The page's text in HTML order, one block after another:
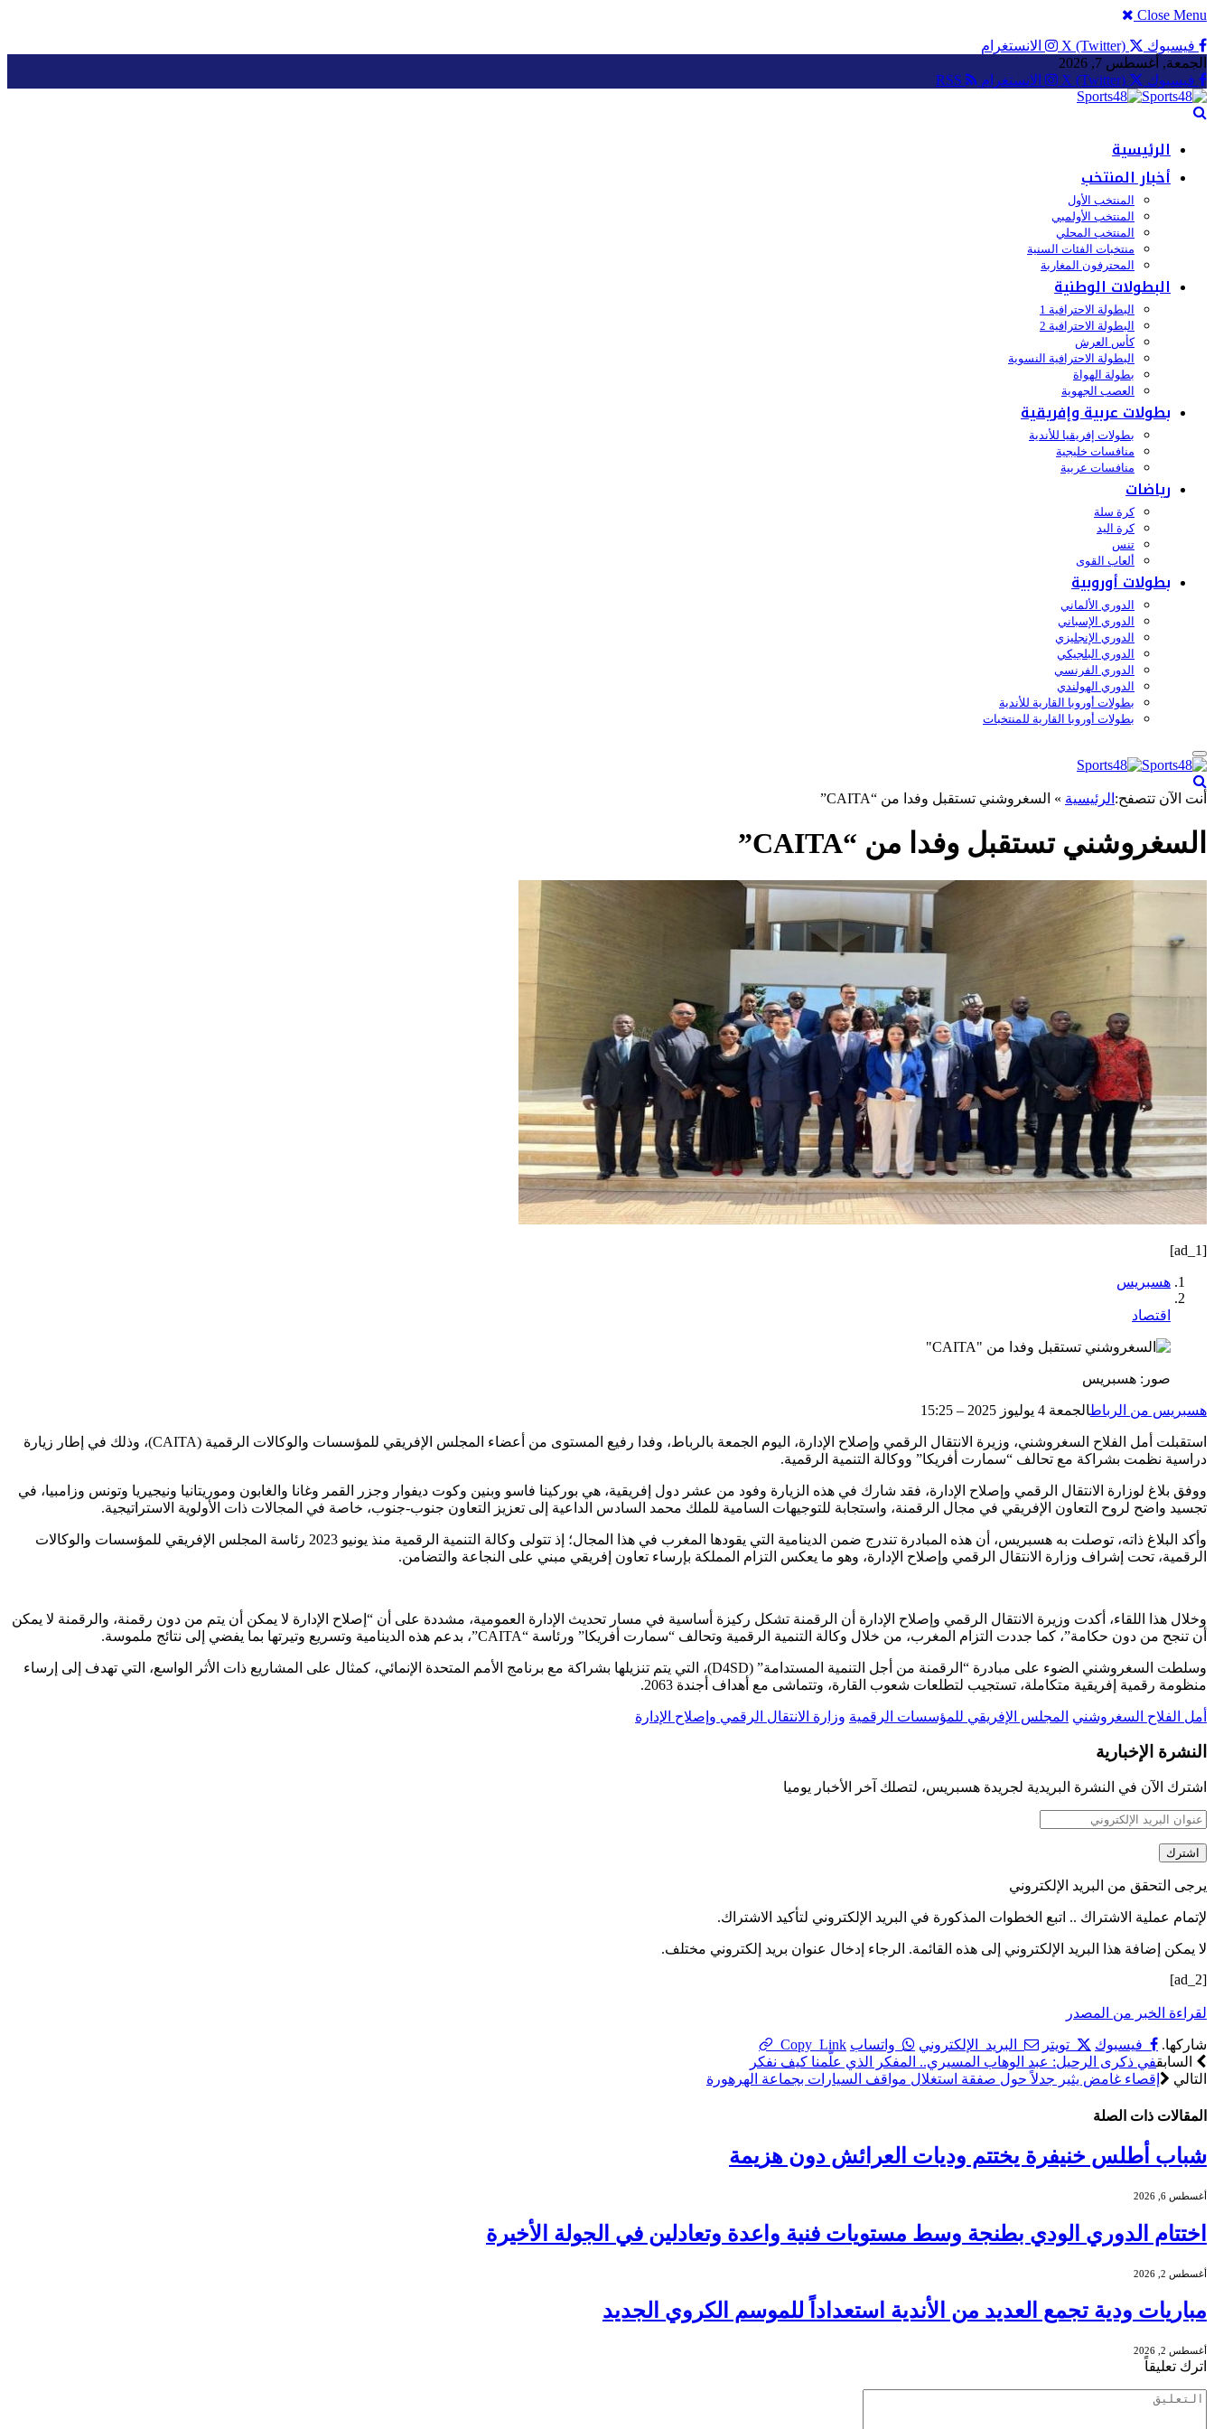
Close Menu
فيسبوك
X (Twitter)
الانستغرام
الجمعة, أغسطس 7, 2026
فيسبوك
X (Twitter) الانستغرام RSS
الرئيسية
أخبار المنتخب
المنتخب الأول
المنتخب الأولمبي
المنتخب المحلي
منتخبات الفئات السنية
المحترفون المغاربة
البطولات الوطنية
البطولة الاحترافية 1
البطولة الاحترافية 2
كأس العرش
البطولة الاحترافية النسوية
بطولة الهواة
العصب الجهوية
بطولات عربية وإفريقية
بطولات إفريقيا للأندية
منافسات خليجية
منافسات عربية
رياضات
كرة سلة
كرة اليد
تنس
ألعاب القوى
بطولات أوروبية
الدوري الألماني
الدوري الإسباني
الدوري الإنجليزي
الدوري البلجيكي
الدوري الفرنسي
الدوري الهولندي
بطولات أوروبا القارية للأندية
بطولات أوروبا القارية للمنتخبات
أنت الآن تتصفح: الرئيسية » السغروشني تستقبل وفدا من “CAITA”
السغروشني تستقبل وفدا من “CAITA”
[ad_1]
هسبريس
اقتصاد
صور: هسبريس
هسبريس من الرباطالجمعة 4 يوليوز 2025 – 15:25
استقبلت أمل الفلاح السغروشني، وزيرة الانتقال الرقمي وإصلاح الإدارة، اليوم الجمعة بالرباط، وفدا رفيع المستوى من أعضاء المجلس الإفريقي للمؤسسات والوكالات الرقمية (CAITA)، وذلك في إطار زيارة
دراسية نظمت بشراكة مع تحالف “سمارت أفريكا” ووكالة التنمية الرقمية.
ووفق بلاغ لوزارة الانتقال الرقمي وإصلاح الإدارة، فقد شارك في هذه الزيارة وفود من عشر دول إفريقية، هي بوركينا فاسو وبنين وكوت ديفوار وجزر القمر وغانا والغابون وموريتانيا ونيجيريا وتونس وزامبيا، في
تجسيد واضح لروح التعاون الإفريقي في مجال الرقمنة، واستجابة للتوجيهات السامية للملك محمد السادس الداعية إلى تعزيز التعاون جنوب-جنوب، خاصة في المجالات ذات الأولوية الاستراتيجية.
وأكد البلاغ ذاته، توصلت به هسبريس، أن هذه المبادرة تندرج ضمن الدينامية التي يقودها المغرب في هذا المجال؛ إذ تتولى وكالة التنمية الرقمية منذ يونيو 2023 رئاسة المجلس الإفريقي للمؤسسات والوكالات
الرقمية، تحت إشراف وزارة الانتقال الرقمي وإصلاح الإدارة، وهو ما يعكس التزام المملكة بإرساء تعاون إفريقي مبني على النجاعة والتضامن.
وخلال هذا اللقاء، أكدت وزيرة الانتقال الرقمي وإصلاح الإدارة أن الرقمنة تشكل ركيزة أساسية في مسار تحديث الإدارة العمومية، مشددة على أن “إصلاح الإدارة لا يمكن أن يتم من دون رقمنة، والرقمنة لا يمكن
أن تنجح من دون حكامة”، كما جددت التزام المغرب، من خلال وكالة التنمية الرقمية وتحالف “سمارت أفريكا” ورئاسة “CAITA”، بدعم هذه الدينامية وتسريع وتيرتها بما يفضي إلى نتائج ملموسة.
وسلطت السغروشني الضوء على مبادرة “الرقمنة من أجل التنمية المستدامة” (D4SD)، التي يتم تنزيلها بشراكة مع برنامج الأمم المتحدة الإنمائي، كمثال على المشاريع ذات الأثر الواسع، التي تهدف إلى إرساء
منظومة رقمية إفريقية متكاملة، تستجيب لتطلعات شعوب القارة، وتتماشى مع أهداف أجندة 2063.
أمل الفلاح السغروشني المجلس الإفريقي للمؤسسات الرقمية وزارة الانتقال الرقمي وإصلاح الإدارة
النشرة الإخبارية
اشترك الآن في النشرة البريدية لجريدة هسبريس، لتصلك آخر الأخبار يوميا
اشترك
يرجى التحقق من البريد الإلكتروني
لإتمام عملية الاشتراك .. اتبع الخطوات المذكورة في البريد الإلكتروني لتأكيد الاشتراك.
لا يمكن إضافة هذا البريد الإلكتروني إلى هذه القائمة. الرجاء إدخال عنوان بريد إلكتروني مختلف.
[ad_2]
لقراءة الخبر من المصدر
شاركها. فيسبوك تويتر البريد الإلكتروني واتساب Copy Link
السابقفي ذكرى الرحيل: عبد الوهاب المسيري.. المفكر الذي علّمنا كيف نفكر
التالي
إقصاء غامض يثير جدلاً حول صفقة استغلال مواقف السيارات بجماعة الهرهورة
المقالات ذات الصلة
شباب أطلس خنيفرة يختتم وديات العرائش دون هزيمة
أغسطس 6, 2026
اختتام الدوري الودي بطنجة وسط مستويات فنية واعدة وتعادلين في الجولة الأخيرة
أغسطس 2, 2026
مباريات ودية تجمع العديد من الأندية استعداداً للموسم الكروي الجديد
أغسطس 2, 2026
اترك تعليقاً